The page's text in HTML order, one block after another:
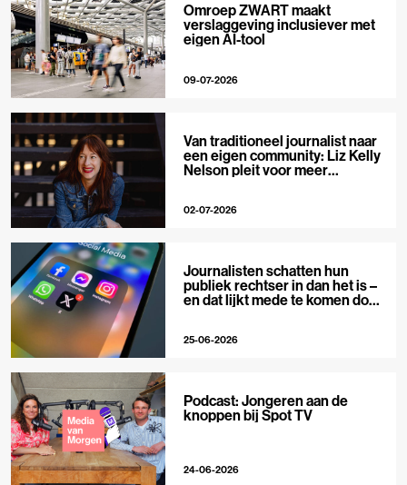
Omroep ZWART maakt
verslaggeving inclusiever met
eigen AI-tool
09-07-2026
Van traditioneel journalist naar
een eigen community: Liz Kelly
Nelson pleit voor meer
02-07-2026
Journalisten schatten hun
publiek rechtser in dan het is –
en dat lijkt mede te komen door
25-06-2026
Podcast: Jongeren aan de
knoppen bij Spot TV
24-06-2026